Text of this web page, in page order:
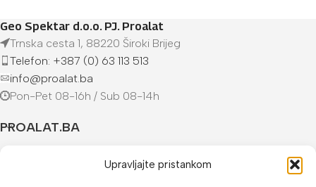
Upravljajte pristankom
Geo Spektar d.o.o. PJ. Proalat
Trnska cesta 1, 88220 Široki Brijeg
Telefon: +387 (0) 63 113 513
info@proalat.ba
Pon-Pet 08-16h / Sub 08-14h
PROALAT.BA
UVJETI KUPOVINE